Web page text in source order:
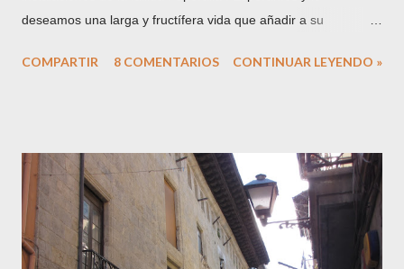
deseamos una larga y fructífera vida que añadir a su
fecha, tras el derribo de parte de las instalaciones. Con este
actualidad por su actividad gastronómica (mercado y ferias,
alubias, chuleta, repostería, ...) . Podría autotitularse ahora
como "villa pastelera", dicho sea de paso, con todos mis
respetos a la exitosa y muy loable labor de los laureados
COMPARTIR 8 COMENTARIOS CONTINUAR LEYENDO »